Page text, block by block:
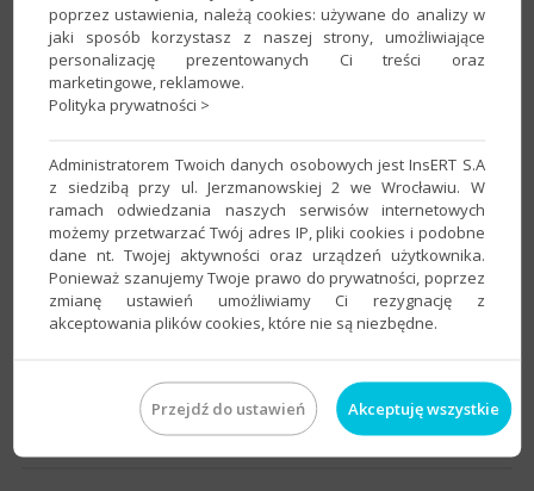
Program:InsERT nexo,Subiekt nexo
Kategoria:Asortyment,Personalizacja
dodać rozchód wewnętrzny na części?
Program: Gestor nexo,
InsERT nexo
Kategoria: Zlecenia serwisowe
Gratyfikant nexo – Jak stworzyć nowy podmiot,
który nie jest przeznaczony dla biur
Gratyfikant nexo ,InsERT nexo
Zakładanie podmiotu
poprzez ustawienia, należą cookies: używane do analizy w
jaki sposób korzystasz z naszej strony, umożliwiające
personalizację prezentowanych Ci treści oraz
marketingowe, reklamowe.
Polityka prywatności >
Administratorem Twoich danych osobowych jest InsERT S.A
z siedzibą przy ul. Jerzmanowskiej 2 we Wrocławiu. W
ramach odwiedzania naszych serwisów internetowych
możemy przetwarzać Twój adres IP, pliki cookies i podobne
dane nt. Twojej aktywności oraz urządzeń użytkownika.
Ponieważ szanujemy Twoje prawo do prywatności, poprzez
zmianę ustawień umożliwiamy Ci rezygnację z
akceptowania plików cookies, które nie są niezbędne.
Przejdź do ustawień Akceptuję wszystkie